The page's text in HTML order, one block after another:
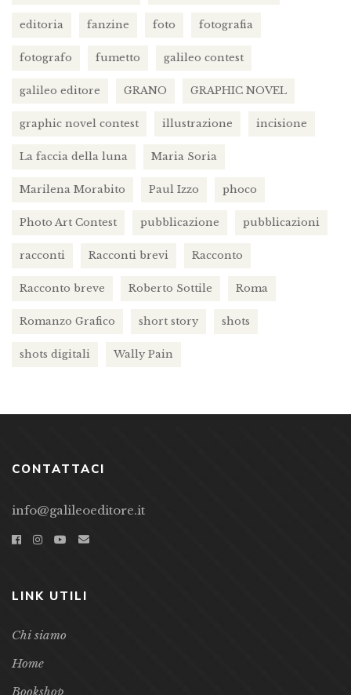
editoria fanzine foto fotografia
fotografo fumetto galileo contest
galileo editore GRANO GRAPHIC NOVEL
graphic novel contest illustrazione incisione
La faccia della luna Maria Soria
Marilena Morabito Paul Izzo phoco
Photo Art Contest pubblicazione pubblicazioni
racconti Racconti brevi Racconto
Racconto breve Roberto Sottile Roma
Romanzo Grafico short story shots
shots digitali Wally Pain
CONTATTACI
info@galileoeditore.it
LINK UTILI
Chi siamo
Home
Bookshop